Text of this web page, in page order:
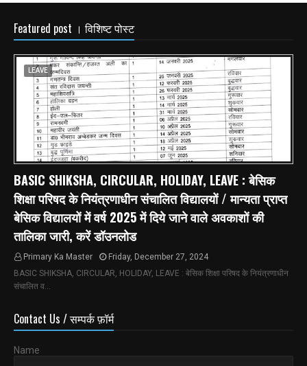
Featured post । विशिष्ट पोस्ट
LEAVE
BASIC SHIKSHA, CIRCULAR, HOLIDAY, LEAVE : बेसिक
शिक्षा परिषद के नियंत्रणाधीन संचालित विद्यालयों / मान्यता प्राप्त
बेसिक विद्यालयों में वर्ष 2025 में दिये जाने वाले अवकाशों की
तालिका जारी, करें डॉउनलोड
Primary Ka Master
Friday, December 27, 2024
BASIC SHIKSHA, CIRCULAR, HOLIDAY, LEAVE : बेसिक शिक्षा परिषद के नियंत्रणाधीन
संचालित व…
Contact Us / सम्पर्क फ़ॉर्म
Name